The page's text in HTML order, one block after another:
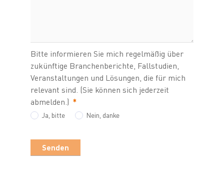
Bitte informieren Sie mich regelmäßig über
zukünftige Branchenberichte, Fallstudien,
Veranstaltungen und Lösungen, die für mich
relevant sind. (Sie können sich jederzeit
abmelden.) *
Ja, bitte Nein, danke